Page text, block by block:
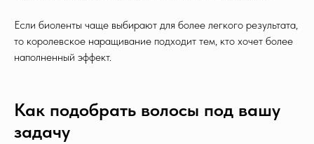
Если биоленты чаще выбирают для более легкого результата,
то королевское наращивание подходит тем, кто хочет более
наполненный эффект.
Как подобрать волосы под вашу
задачу